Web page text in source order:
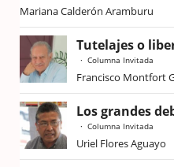
Mariana Calderón Aramburu
Tutelajes o
Columna Invitada
Francisco Montfort
Los grandes
Columna Invitada
Uriel Flores Aguayo